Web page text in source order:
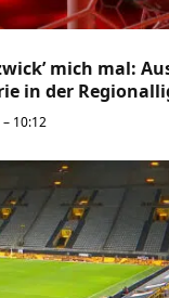
mich mal:
in der
10:12